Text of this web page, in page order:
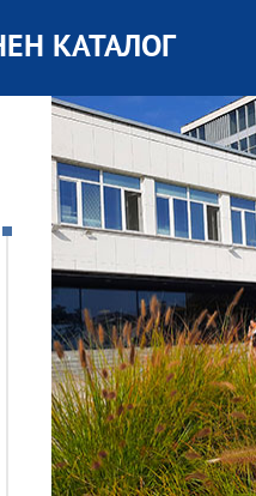
КАТАЛОГ